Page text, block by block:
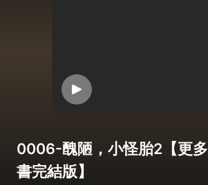
0006-醜陋，小怪胎2【更
書完結版】